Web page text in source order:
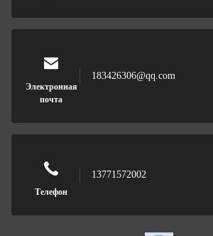
Электронная
почта
183426306@qq.com
Телефон
13771572002